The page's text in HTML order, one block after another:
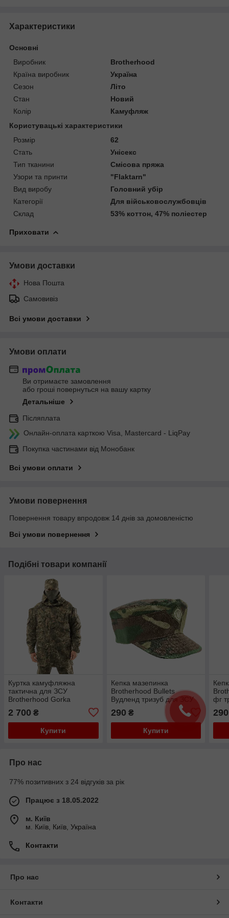
Характеристики
Основні
Виробник
Brotherhood
Країна виробник
Україна
Сезон
Літо
Стан
Новий
Колір
Камуфляж
Користувацькі характеристики
Розмір
62
Стать
Унісекс
Тип тканини
Смісова пряжа
Узори та принти
"Flaktarn"
Вид виробу
Головний убір
Категорії
Для військовослужбовців
Склад
53% коттон, 47% поліестер
Приховати
Умови доставки
Нова Пошта
Самовивіз
Всі умови доставки
Умови оплати
Ви отримаєте замовлення
або гроші повернуться на вашу картку
Детальніше
Післяплата
Онлайн-оплата карткою Visa, Mastercard - LiqPay
Покупка частинами від Монобанк
Всі умови оплати
Умови повернення
Повернення товару впродовж 14 днів за домовленістю
Всі умови повернення
Подібні товари компанії
Куртка камуфляжна
тактична для ЗСУ
Brotherhood Gorka
2 700 ₴
Купити
Кепка мазепинка
Brotherhood Bullets
Вудленд тризуб для ЗСУ
290 ₴
Купити
фг
290
Про нас
77% позитивних з 24 відгуків за рік
Працює з 18.05.2022
м. Київ
м. Київ, Київ, Україна
Контакти
Про нас
Контакти